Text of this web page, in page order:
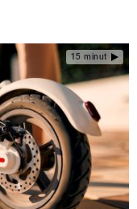
15 minut